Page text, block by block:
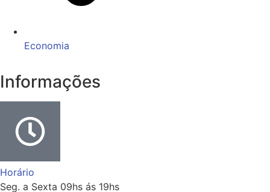
Economia
Informações
Horário
Seg. a Sexta 09hs ás 19hs